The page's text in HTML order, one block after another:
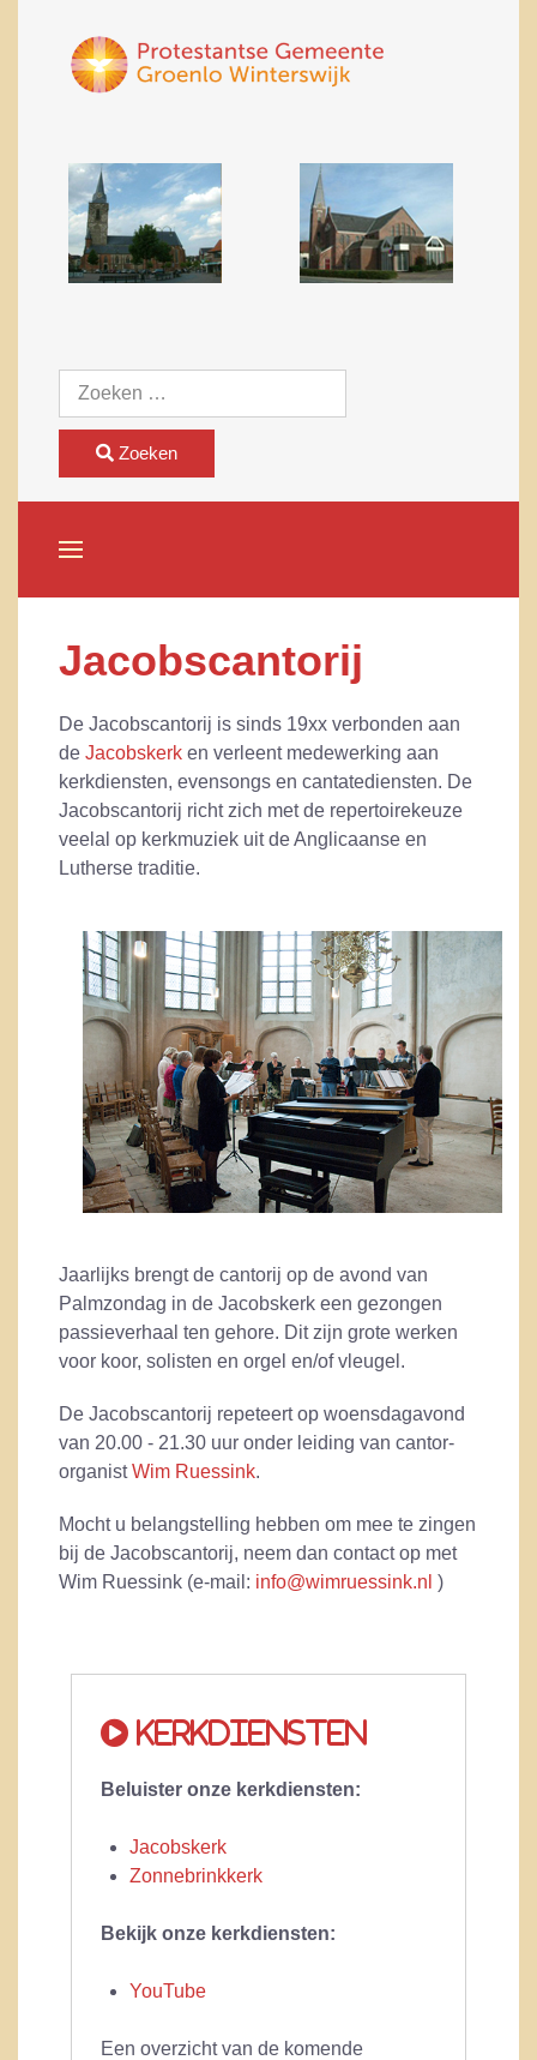
Zoeken
Jacobscantorij
De Jacobscantorij is sinds 19xx verbonden aan
de Jacobskerk en verleent medewerking aan
kerkdiensten, evensongs en cantatediensten. De
Jacobscantorij richt zich met de repertoirekeuze
veelal op kerkmuziek uit de Anglicaanse en
Lutherse traditie.
Jaarlijks brengt de cantorij op de avond van
Palmzondag in de Jacobskerk een gezongen
passieverhaal ten gehore. Dit zijn grote werken
voor koor, solisten en orgel en/of vleugel.
De Jacobscantorij repeteert op woensdagavond
van 20.00 - 21.30 uur onder leiding van cantor-
organistWim Ruessink.
Mocht u belangstelling hebben om mee te zingen
bij de Jacobscantorij, neem dan contact op met
Wim Ruessink (e-mail: info@wimruessink.nl )
Kerkdiensten
Beluister onze kerkdiensten:
Jacobskerk
Zonnebrinkkerk
Bekijk onze kerkdiensten:
YouTube
Een overzicht van de komende